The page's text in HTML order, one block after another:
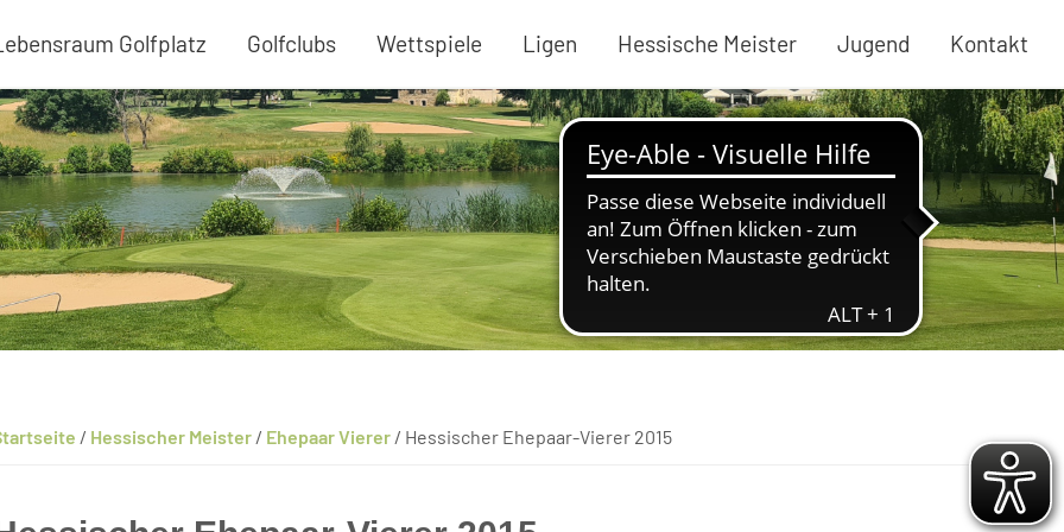
Golfplatz Golfclubs Wettspiele Ligen Hessische Meister Jugend Kontakt
/ Hessischer Meister / Ehepaar Vierer / Hessischer Ehepaar-Vierer 2015